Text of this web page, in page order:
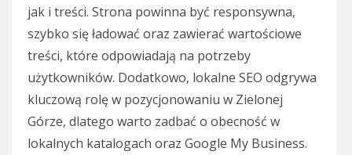
jak i treści. Strona powinna być responsywna,
szybko się ładować oraz zawierać wartościowe
treści, które odpowiadają na potrzeby
użytkowników. Dodatkowo, lokalne SEO odgrywa
kluczową rolę w pozycjonowaniu w Zielonej
Górze, dlatego warto zadbać o obecność w
lokalnych katalogach oraz Google My Business.